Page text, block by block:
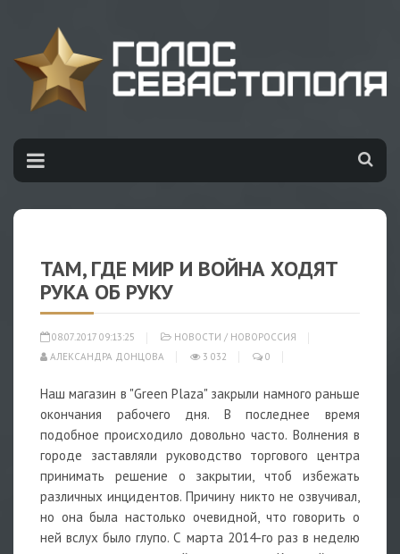
ТАМ, ГДЕ МИР И ВОЙНА ХОДЯТ
РУКА ОБ РУКУ
08.07.2017 09:13:25 НОВОСТИ / НОВОРОССИЯ
АЛЕКСАНДРА ДОНЦОВА
3 032 0
Наш магазин в "Green Plaza" закрыли намного раньше
окончания рабочего дня. В последнее время
подобное происходило довольно часто. Волнения в
городе заставляли руководство торгового центра
принимать решение о закрытии, чтоб избежать
различных инцидентов. Причину никто не озвучивал,
но она была настолько очевидной, что говорить о
ней вслух было глупо. С марта 2014-го раз в неделю